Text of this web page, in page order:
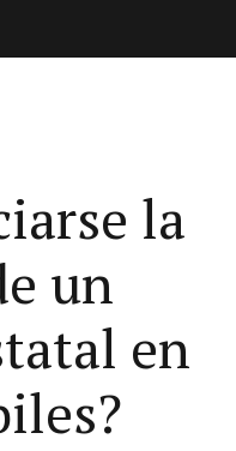
la
un
en